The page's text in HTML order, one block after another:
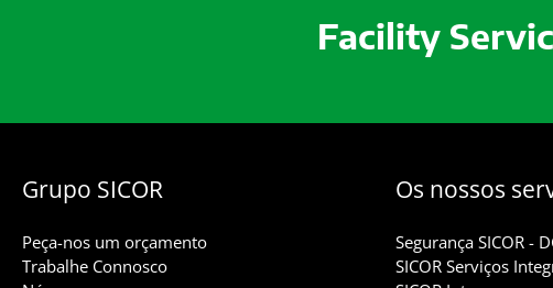
Facility
Grupo SICOR
Peça-nos um orçamento
Trabalhe Connosco
Os nossos
Segurança SICOR -
SICOR Serviços